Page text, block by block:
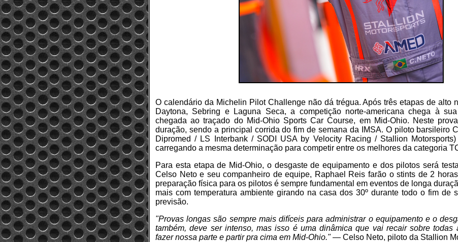
O calendário da Michelin Pilot Challenge não dá trégua. Após três etapas de alto
Daytona, Sebring e Laguna Seca, a competição norte-americana chega à
chegada ao traçado do Mid-Ohio Sports Car Course, em Mid-Ohio. Neste
duração, sendo a principal corrida do fim de semana da IMSA. O piloto barsileiro
Dipromed / LS Interbank / SODI USA by Velocity Racing / Stallion
carregando a mesma determinação para competir entre os melhores da categoria
Para esta etapa de Mid-Ohio, o desgaste de equipamento e dos pilotos será
Celso Neto e seu companheiro de equipe, Raphael Reis farão o stints de 2
preparação física para os pilotos é sempre fundamental em eventos de longa
mais com temperatura ambiente girando na casa dos 30º durante todo o fim de
previsão.
"Provas longas são sempre mais difíceis para administrar o equipamento e o
também, deve ser intenso, mas isso é uma dinâmica que vai recair sobre todas
fazer nossa parte e partir pra cima em Mid-Ohio."— Celso Neto, piloto da Stallion